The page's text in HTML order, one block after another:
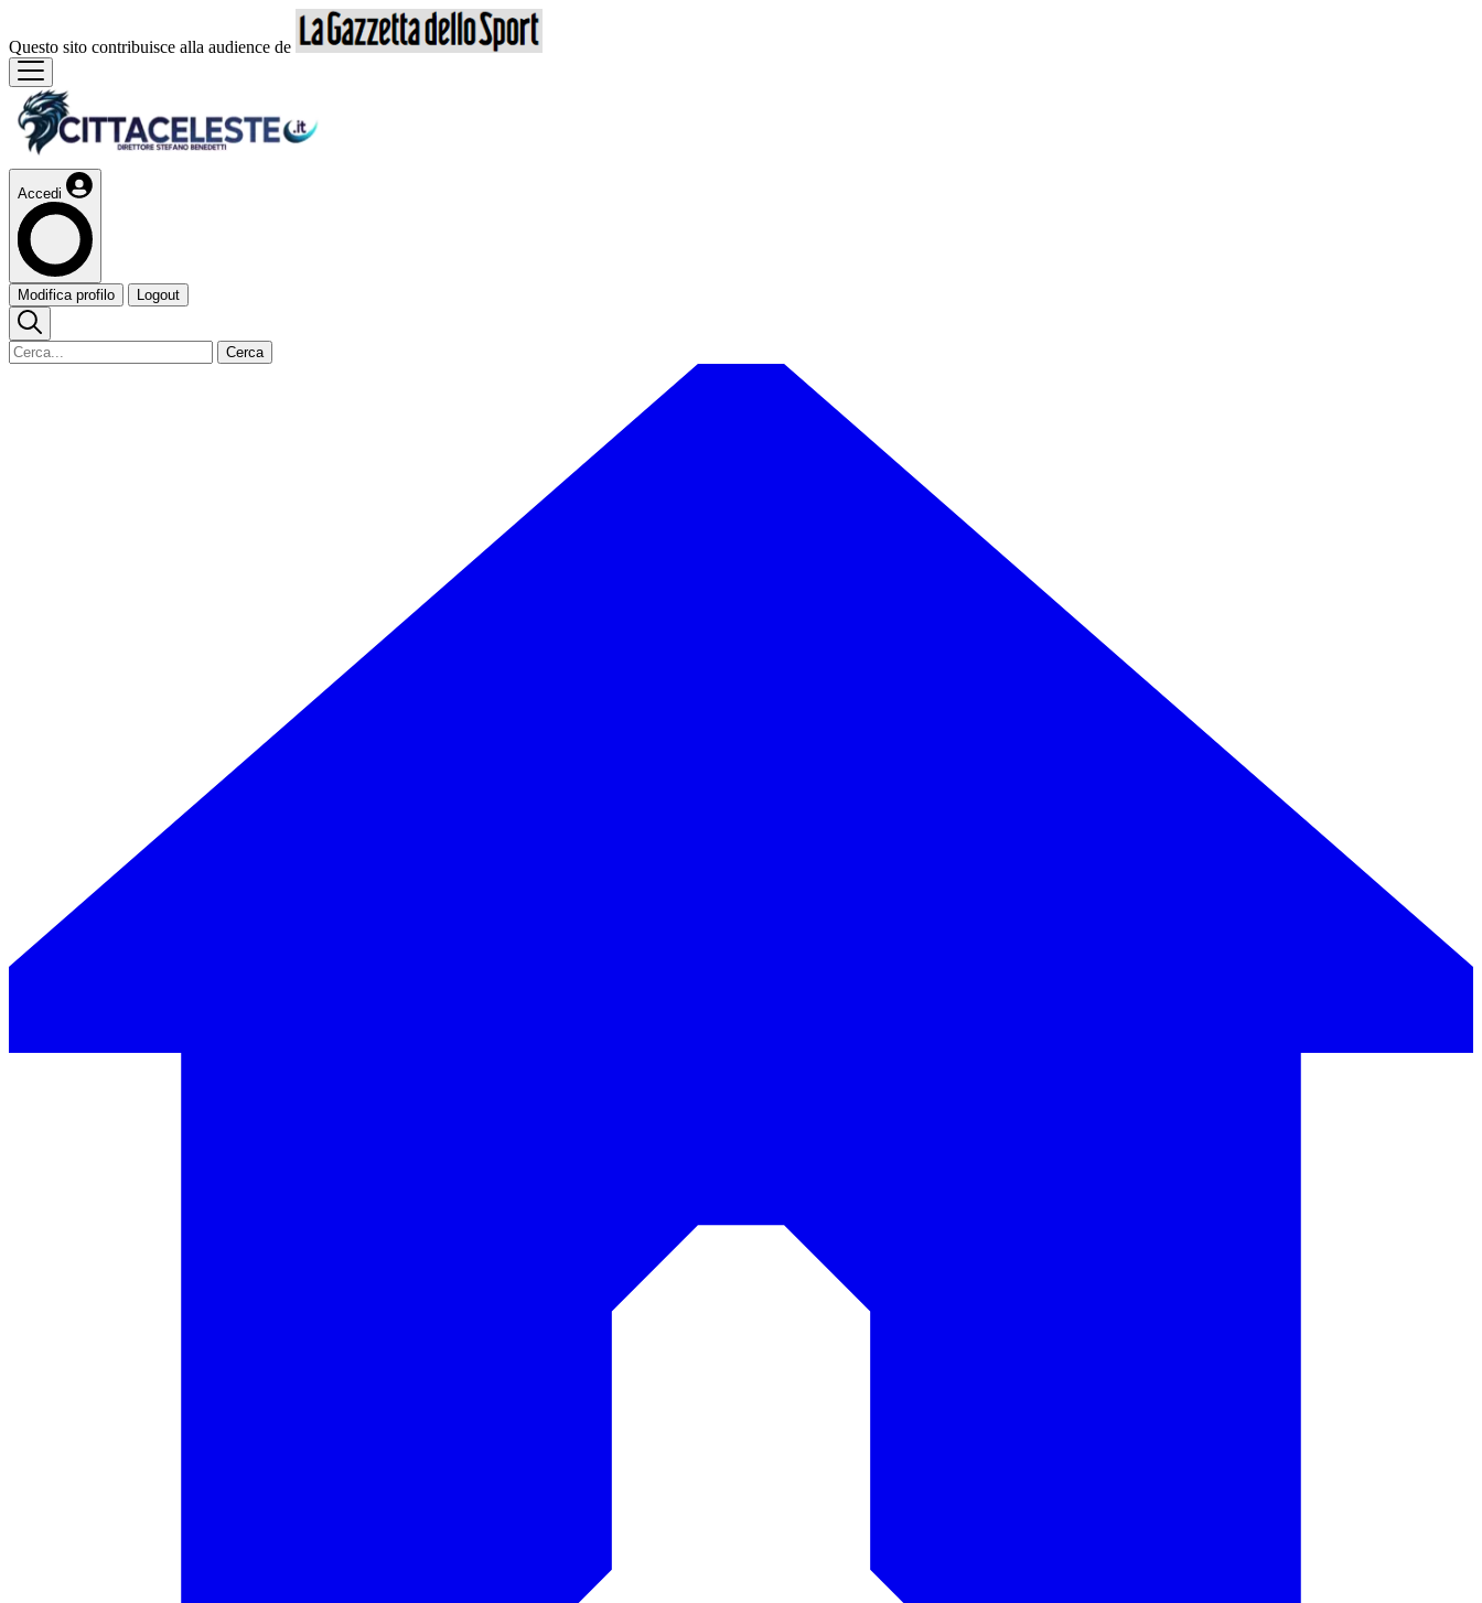
Questo sito contribuisce alla audience de
Accedi
Modifica profilo Logout
Cerca